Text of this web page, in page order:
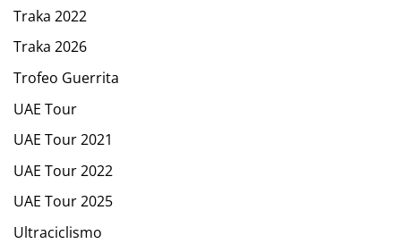
Traka 2022
Traka 2026
Trofeo Guerrita
UAE Tour
UAE Tour 2021
UAE Tour 2022
UAE Tour 2025
Ultraciclismo